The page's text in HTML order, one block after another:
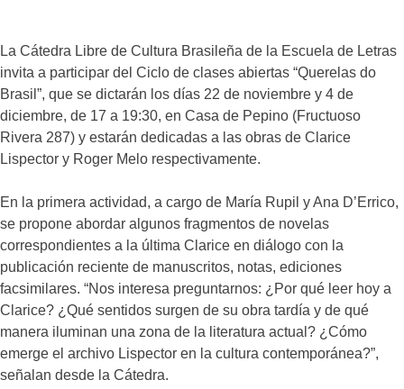
La Cátedra Libre de Cultura Brasileña de la Escuela de Letras
invita a participar del Ciclo de clases abiertas “Querelas do
Brasil”, que se dictarán los días 22 de noviembre y 4 de
diciembre, de 17 a 19:30, en Casa de Pepino (Fructuoso
Rivera 287) y estarán dedicadas a las obras de Clarice
Lispector y Roger Melo respectivamente.
En la primera actividad, a cargo de María Rupil y Ana D’Errico,
se propone abordar algunos fragmentos de novelas
correspondientes a la última Clarice en diálogo con la
publicación reciente de manuscritos, notas, ediciones
facsimilares. “Nos interesa preguntarnos: ¿Por qué leer hoy a
Clarice? ¿Qué sentidos surgen de su obra tardía y de qué
manera iluminan una zona de la literatura actual? ¿Cómo
emerge el archivo Lispector en la cultura contemporánea?”,
señalan desde la Cátedra.